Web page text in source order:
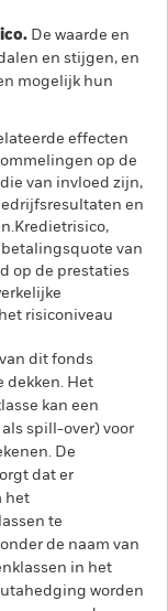
De waarde en
en stijgen, en
mogelijk hun
effecten
op de
van invloed zijn,
en
van
op de prestaties
risiconiveau
dit fonds
dekken. Het
kan een
spill-over) voor
De
dat er
het
te
de naam van
in het
worden